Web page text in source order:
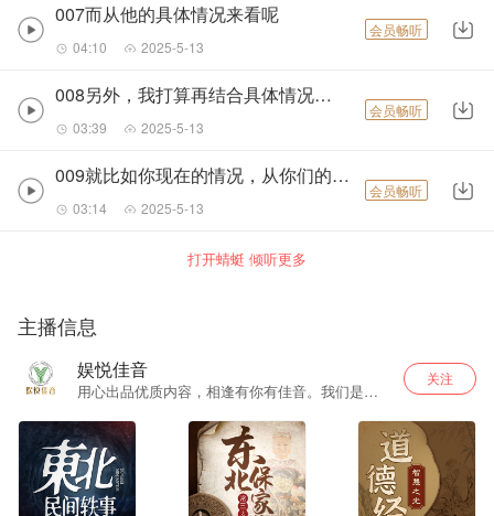
007而从他的具体情况来看呢
04:10 2025-5-13
会员畅听
008另外，我打算再结合具体情况来分析
03:39 2025-5-13
会员畅听
009就比如你现在的情况，从你们的感情来看，毫无疑问是不和谐的
03:14 2025-5-13
会员畅听
打开蜻蜓 倾听更多
主播信息
娱悦佳音
用心出品优质内容，相逢有你有佳音。我们是立
关注